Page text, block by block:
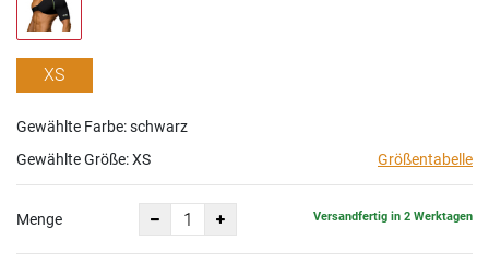
XS
Gewählte Farbe: schwarz
Gewählte Größe:XS Größentabelle
Menge Versandfertig in 2 Werktagen